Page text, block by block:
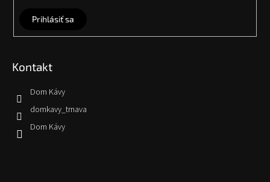
Prihlásiť sa
Kontakt
Dom Kávy
domkavy_trnava
Dom Kávy